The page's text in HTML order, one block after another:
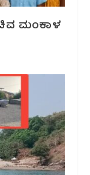
ಮಂಕಾಳ